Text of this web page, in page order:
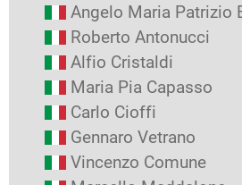
Angelo Maria Patrizio
Roberto Antonucci
Alfio Cristaldi
Maria Pia Capasso
Carlo Cioffi
Gennaro Vetrano
Vincenzo Comune